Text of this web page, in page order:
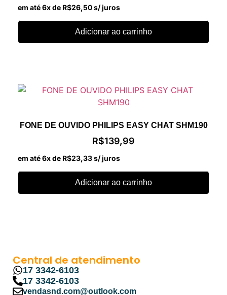
em até 6x de R$26,50s/ juros
Adicionar ao carrinho
FONE DE OUVIDO PHILIPS EASY CHAT SHM190
R$139,99
em até 6x de R$23,33s/ juros
Adicionar ao carrinho
Central de atendimento
17 3342-6103
17 3342-6103
vendasnd.com@outlook.com